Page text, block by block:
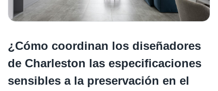
¿Cómo coordinan los diseñadores
de Charleston las especificaciones
sensibles a la preservación en el